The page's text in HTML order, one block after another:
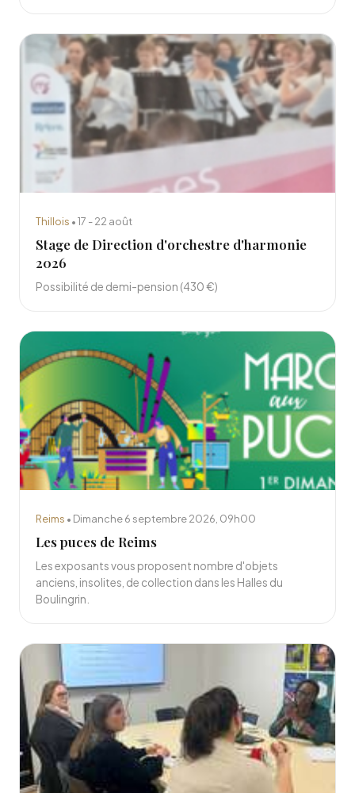
Thillois • 17 - 22 août
Stage de Direction d'orchestre d'harmonie
2026
Possibilité de demi-pension (430 €)
Reims • Dimanche 6 septembre 2026, 09h00
Les puces de Reims
Les exposants vous proposent nombre d'objets
anciens, insolites, de collection dans les Halles du
Boulingrin.